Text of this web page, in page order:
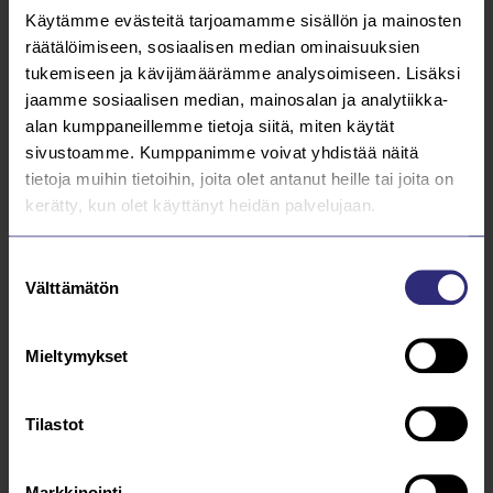
Käytämme evästeitä tarjoamamme sisällön ja mainosten
räätälöimiseen, sosiaalisen median ominaisuuksien
tukemiseen ja kävijämäärämme analysoimiseen. Lisäksi
jaamme sosiaalisen median, mainosalan ja analytiikka-
alan kumppaneillemme tietoja siitä, miten käytät
sivustoamme. Kumppanimme voivat yhdistää näitä
tietoja muihin tietoihin, joita olet antanut heille tai joita on
kerätty, kun olet käyttänyt heidän palvelujaan.
valinta
Välttämätön
Mieltymykset
Tilastot
3.4.2023
Kutsu Saarijärven Vesihuolto Oy:n
varsinaiseen yhtiökokoukseen 2023
Lue lisää
30.3.2023
Saarijärven Vesihuolto Oy: vuosikertomus
2022
Lue lisää